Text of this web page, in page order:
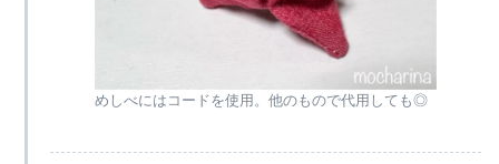
めしべにはコードを使用。他のもので代用しても◎